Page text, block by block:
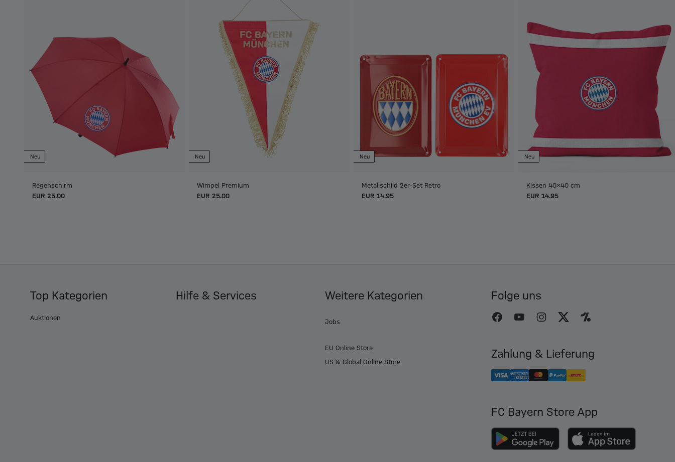
Neu
Regenschirm
EUR 25.00
Neu
Wimpel Premium
EUR 25.00
Neu
Metallschild 2er-Set Retro
EUR 14.95
Neu
Kissen 40x40 cm
EUR 14.95
Top Kategorien
Auktionen
Hilfe & Services Weitere Kategorien
Jobs
EU Online Store
US & Global Online Store
Folge uns
Zahlung & Lieferung
FC Bayern Store App